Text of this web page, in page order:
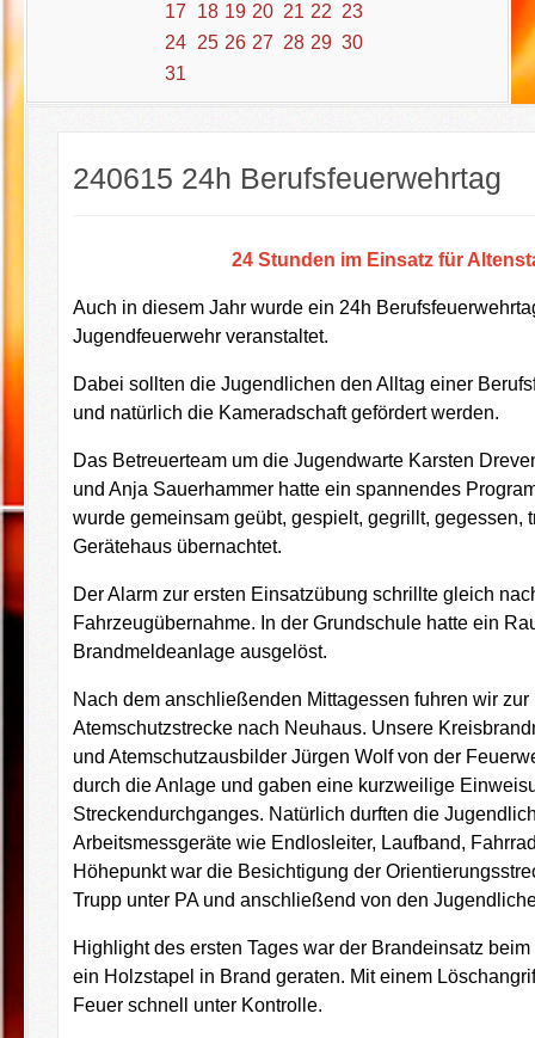
17
18 19 20 21 22 23
24 25 26 27 28 29 30
31
240615 24h Berufsfeuerwehrtag
24 Stunden im Einsatz für
Auch in diesem Jahr wurde ein 24h
Jugendfeuerwehr veranstaltet.
Dabei sollten die Jugendlichen den Alltag einer
und natürlich die Kameradschaft gefördert werden.
Das Betreuerteam um die Jugendwarte Karsten
und Anja Sauerhammer hatte ein spannendes
wurde gemeinsam geübt, gespielt, gegrillt, gegessen,
Gerätehaus übernachtet.
Der Alarm zur ersten Einsatzübung schrillte gleich
Fahrzeugübernahme. In der Grundschule hatte ein
Brandmeldeanlage ausgelöst.
Nach dem anschließenden Mittagessen fuhren wir
Atemschutzstrecke nach Neuhaus. Unsere
und Atemschutzausbilder Jürgen Wolf von der
durch die Anlage und gaben eine kurzweilige
Streckendurchganges. Natürlich durften die
Arbeitsmessgeräte wie Endlosleiter, Laufband,
Höhepunkt war die Besichtigung der
Trupp unter PA und anschließend von den
Highlight des ersten Tages war der Brandeinsatz
ein Holzstapel in Brand geraten. Mit einem
Feuer schnell unter Kontrolle.